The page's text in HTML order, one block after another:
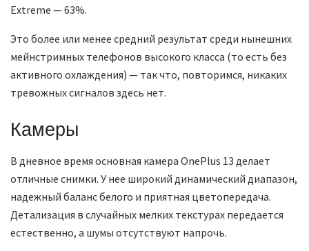
Extreme — 63%.
Это более или менее средний результат среди нынешних
мейнстримных телефонов высокого класса (то есть без
активного охлаждения) — так что, повторимся, никаких
тревожных сигналов здесь нет.
Камеры
В дневное время основная камера OnePlus 13 делает
отличные снимки. У нее широкий динамический диапазон,
надежный баланс белого и приятная цветопередача.
Детализация в случайных мелких текстурах передается
естественно, а шумы отсутствуют напрочь.